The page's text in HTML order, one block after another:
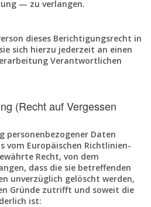
— zu verlangen.
dieses Berichtigungsrecht in
sich hierzu jederzeit an einen
Verantwortlichen
(Recht auf Vergessen
personenbezogener Daten
vom Europäischen Richtlinien-
Recht, von dem
dass die sie betreffenden
unverzüglich gelöscht werden,
Gründe zutrifft und soweit die
ist: